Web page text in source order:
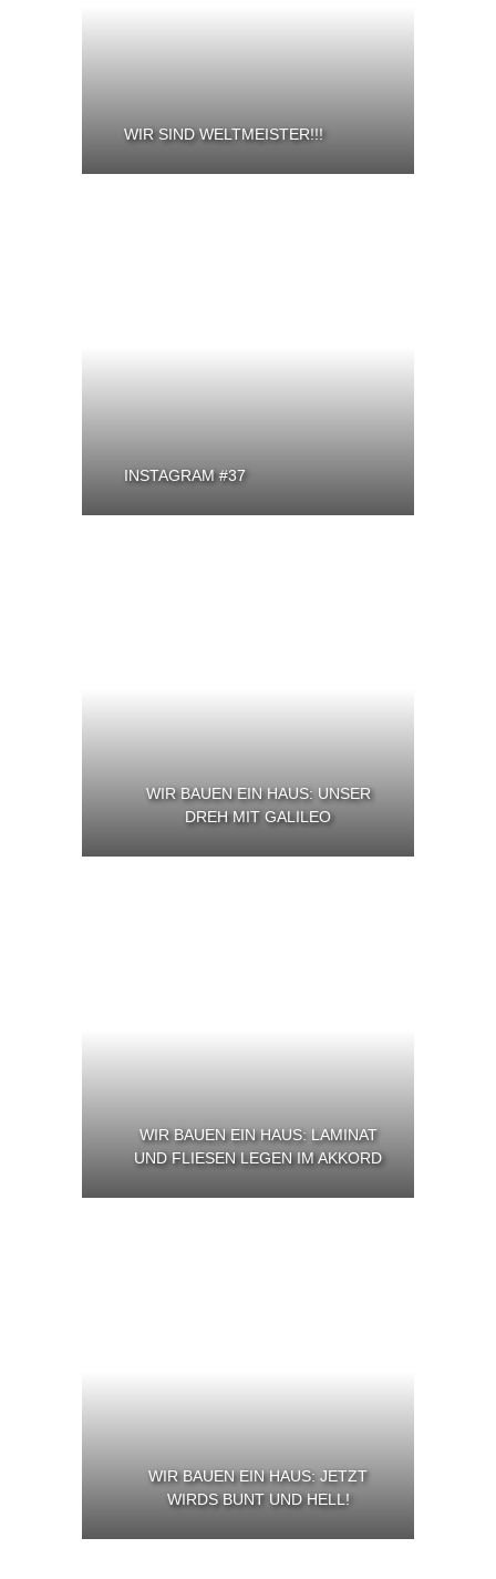
WIR SIND WELTMEISTER!!!
INSTAGRAM #37
WIR BAUEN EIN HAUS: UNSER
DREH MIT GALILEO
WIR BAUEN EIN HAUS: LAMINAT
UND FLIESEN LEGEN IM AKKORD
WIR BAUEN EIN HAUS: JETZT
WIRDS BUNT UND HELL!